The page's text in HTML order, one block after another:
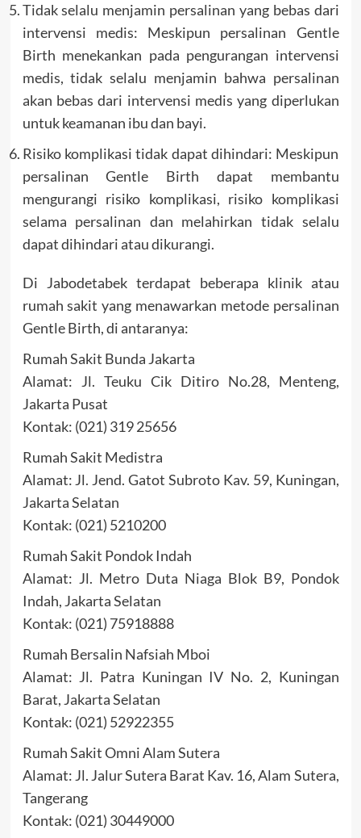
Tidak selalu menjamin persalinan yang bebas dari
intervensi medis: Meskipun persalinan Gentle
Birth menekankan pada pengurangan intervensi
medis, tidak selalu menjamin bahwa persalinan
akan bebas dari intervensi medis yang diperlukan
untuk keamanan ibu dan bayi.
Risiko komplikasi tidak dapat dihindari: Meskipun
persalinan Gentle Birth dapat membantu
mengurangi risiko komplikasi, risiko komplikasi
selama persalinan dan melahirkan tidak selalu
dapat dihindari atau dikurangi.
Di Jabodetabek terdapat beberapa klinik atau
rumah sakit yang menawarkan metode persalinan
Gentle Birth, di antaranya:
Rumah Sakit Bunda Jakarta
Alamat: Jl. Teuku Cik Ditiro No.28, Menteng,
Jakarta Pusat
Kontak: (021) 319 25656
Rumah Sakit Medistra
Alamat: Jl. Jend. Gatot Subroto Kav. 59, Kuningan,
Jakarta Selatan
Kontak: (021) 5210200
Rumah Sakit Pondok Indah
Alamat: Jl. Metro Duta Niaga Blok B9, Pondok
Indah, Jakarta Selatan
Kontak: (021) 75918888
Rumah Bersalin Nafsiah Mboi
Alamat: Jl. Patra Kuningan IV No. 2, Kuningan
Barat, Jakarta Selatan
Kontak: (021) 52922355
Rumah Sakit Omni Alam Sutera
Alamat: Jl. Jalur Sutera Barat Kav. 16, Alam Sutera,
Tangerang
Kontak: (021) 30449000